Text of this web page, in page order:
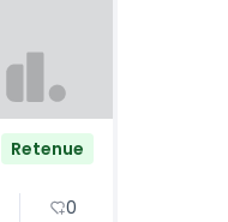
Retenue
0